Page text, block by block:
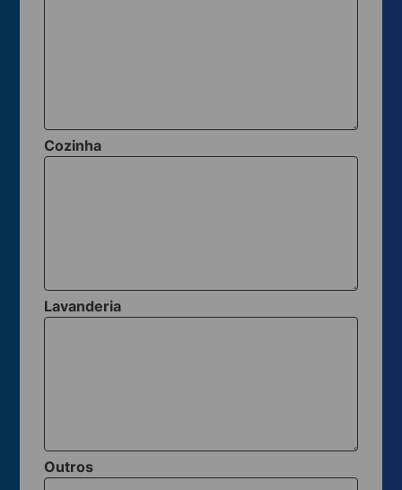
Cozinha
Lavanderia
Outros